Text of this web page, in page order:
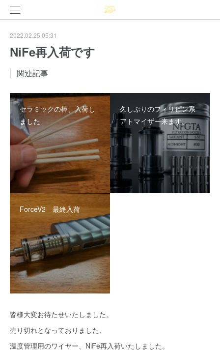
2022.02.25 05:31
NiFe再入荷です
関連記事
セラミックの棒、入荷し
ました
久しぶりのフィリピン系
アトマイザー来ます。
ForceV2 最終入荷
皆様大変お待たせいたしました。
売り切れとなっておりました、
温度管理用のワイヤー、NiFe再入荷いたしました。